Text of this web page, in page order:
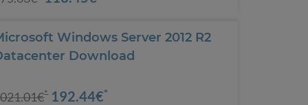
Windows Server 2012 R2
Download
* 192.44€*